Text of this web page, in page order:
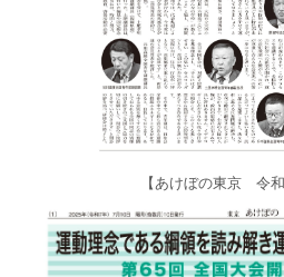
【あけぼの東京 令和